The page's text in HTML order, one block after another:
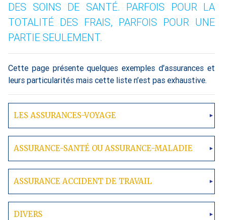
DES SOINS DE SANTÉ. PARFOIS POUR LA
TOTALITÉ DES FRAIS, PARFOIS POUR UNE
PARTIE SEULEMENT.
Cette page présente quelques exemples d’assurances et
leurs particularités mais cette liste n’est pas exhaustive.
LES ASSURANCES-VOYAGE
ASSURANCE-SANTÉ OU ASSURANCE-MALADIE
ASSURANCE ACCIDENT DE TRAVAIL
DIVERS